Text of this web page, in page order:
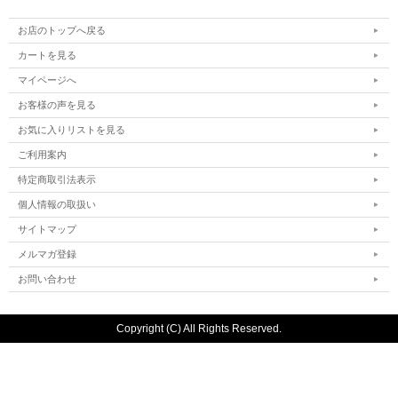
お店のトップへ戻る
カートを見る
マイページへ
お客様の声を見る
お気に入りリストを見る
ご利用案内
特定商取引法表示
個人情報の取扱い
サイトマップ
メルマガ登録
お問い合わせ
Copyright (C) All Rights Reserved.